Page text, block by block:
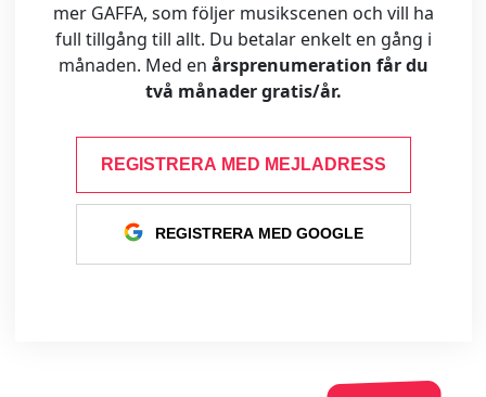
mer GAFFA, som följer musikscenen och vill ha
full tillgång till allt. Du betalar enkelt en gång i
månaden. Med en årsprenumeration får du
två månader gratis/år.
REGISTRERA MED MEJLADRESS
REGISTRERA MED GOOGLE